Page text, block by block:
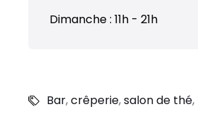
​Dimanche : 11h - 21h
Bar,crêperie,salon de thé,